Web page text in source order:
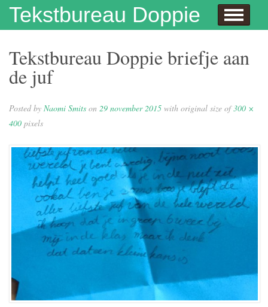
Tekstbureau Doppie
Hallo
Dit doe ik!
Dit doe ik ook!
Enthousiaste opdrachtgevers
Over mij
Publicaties
Wie niet leest is gek
Juf Naomi klapt uit de school
Eh…juf, hoe krijg je eigenlijk kinderen?
Columns
In de media
Contact
Privacybeleid
Tekstbureau Doppie briefje aan
de juf
Posted by Naomi Smits on 29 november 2015 with original size of300 ×
400 pixels